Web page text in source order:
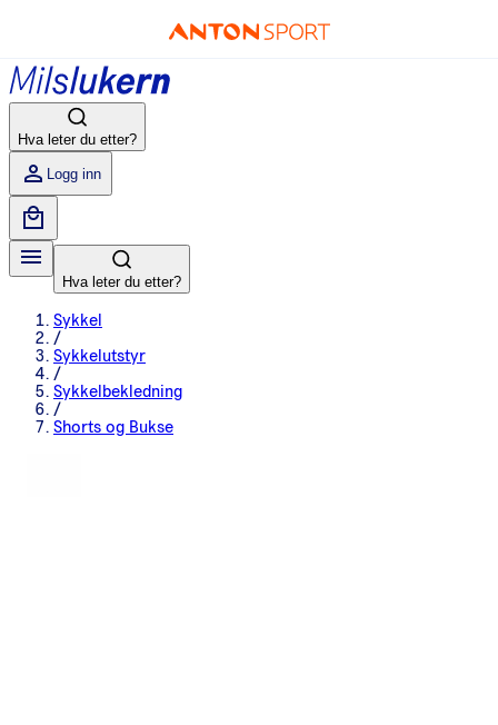
Hva leter du etter?
Logg inn
Hva leter du etter?
Sykkel
/
Sykkelutstyr
/
Sykkelbekledning
/
Shorts og Bukse